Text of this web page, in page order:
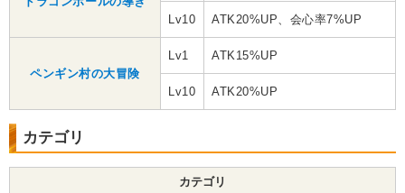
Lv10
ATK20%UP、会心率7%UP
ペンギン村の大冒険
Lv1 ATK15%UP
Lv10 ATK20%UP
カテゴリ
カテゴリ